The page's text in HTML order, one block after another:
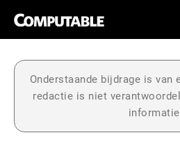
Onderstaande bijdrage is van
redactie is niet